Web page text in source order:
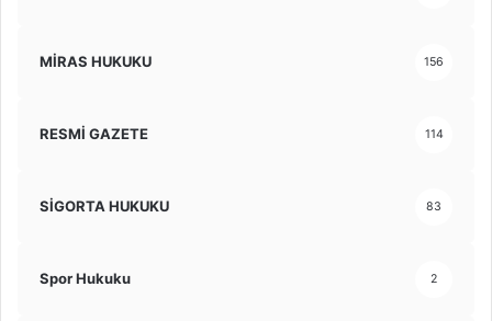
MİRAS HUKUKU 156
RESMİ GAZETE 114
SİGORTA HUKUKU 83
Spor Hukuku 2